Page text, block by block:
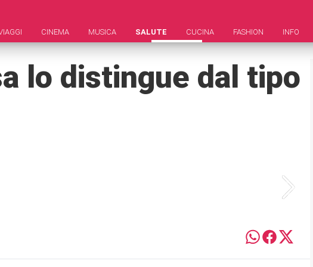
CINEMA MUSICA SALUTE CUCINA FASHION INFO
lo distingue dal tipo